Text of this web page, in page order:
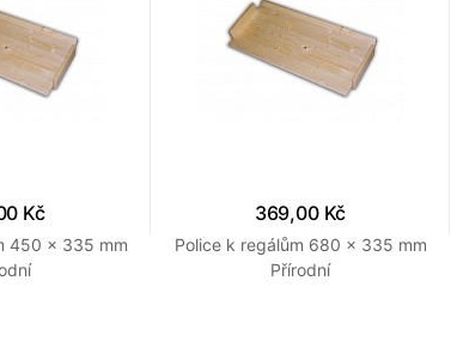
Kč
450 x 335 mm
369,00 Kč
Police k regálům 680 x 335 mm
Přírodní